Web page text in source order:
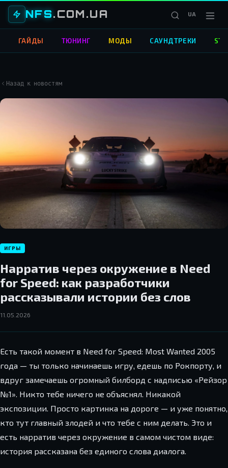
NFS.COM.UA UA
ГАЙДЫ ТЮНИНГ МОДЫ САУНДТРЕКИ
Назад к новостям
ИГРЫ
Нарратив через окружение в Need
for Speed: как разработчики
рассказывали истории без слов
11.05.2026
Есть такой момент в Need for Speed: Most Wanted 2005
года — ты только начинаешь игру, едешь по Рокпорту, и
вдруг замечаешь огромный билборд с надписью «Рейзор
№1». Никто тебе ничего не объяснял. Никакой
экспозиции. Просто картинка на дороге — и уже понятно,
кто тут главный злодей и что тебе с ним делать. Это и
есть нарратив через окружение в самом чистом виде:
история рассказана без единого слова диалога.